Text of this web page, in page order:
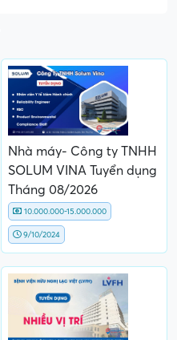
Nhà máy- Công ty TNHH
SOLUM VINA Tuyển dụng
Tháng 08/2026
10.000.000-15.000.000
9/10/2024